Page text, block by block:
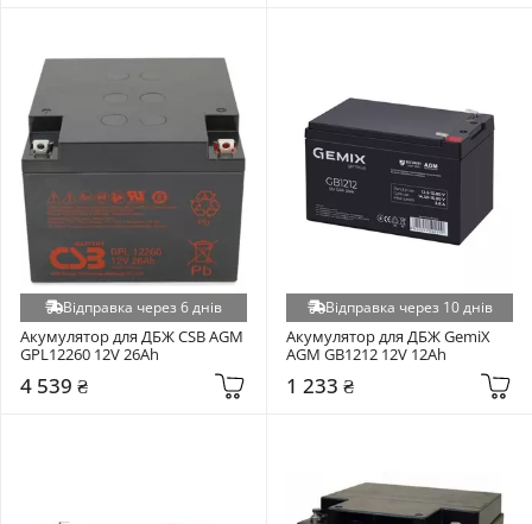
Відправка через 6 днів
Акумулятор для ДБЖ CSB AGM
GPL12260 12V 26Ah
4 539 ₴
Відправка через 10 днів
Акумулятор для ДБЖ GemiX
AGM GB1212 12V 12Ah
1 233 ₴